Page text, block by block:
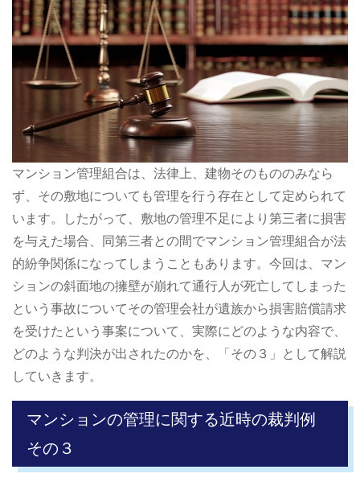
マンション管理組合は、法律上、建物そのもののみなら
ず、その敷地についても管理を行う存在として定められて
います。したがって、敷地の管理不足により第三者に損害
を与えた場合、同第三者との間でマンション管理組合が法
的紛争関係になってしまうこともあります。今回は、マン
ションの斜面地の擁壁が崩れて通行人が死亡してしまった
という事故についてその管理会社が遺族から損害賠償請求
を受けたという事案について、実際にどのような内容で、
どのような判決が出されたのかを、「その３」として解説
していきます。
マンションの管理に関する近時の裁判例
その３